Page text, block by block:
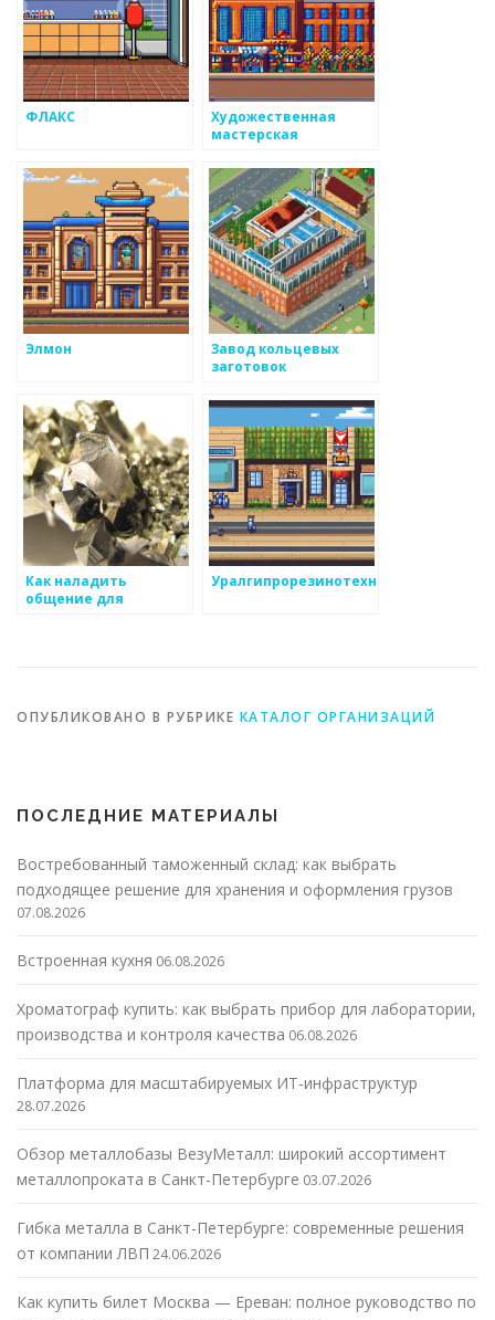
ФЛАКС
Художественная
мастерская
Элмон
Завод кольцевых
заготовок
Как наладить
общение для
Уралгипрорезинотехника
ОПУБЛИКОВАНО В РУБРИКЕ КАТАЛОГ ОРГАНИЗАЦИЙ
ПОСЛЕДНИЕ МАТЕРИАЛЫ
Востребованный таможенный склад: как выбрать
подходящее решение для хранения и оформления грузов
07.08.2026
Встроенная кухня 06.08.2026
Хроматограф купить: как выбрать прибор для лаборатории,
производства и контроля качества 06.08.2026
Платформа для масштабируемых ИТ-инфраструктур
28.07.2026
Обзор металлобазы ВезуМеталл: широкий ассортимент
металлопроката в Санкт-Петербурге 03.07.2026
Гибка металла в Санкт-Петербурге: современные решения
от компании ЛВП 24.06.2026
Как купить билет Москва — Ереван: полное руководство по